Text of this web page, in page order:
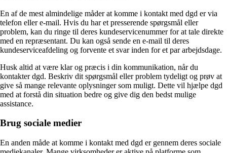
En af de mest almindelige måder at komme i kontakt med dgd er via
telefon eller e-mail. Hvis du har et presserende spørgsmål eller
problem, kan du ringe til deres kundeservicenummer for at tale direkte
med en repræsentant. Du kan også sende en e-mail til deres
kundeserviceafdeling og forvente et svar inden for et par arbejdsdage.
Husk altid at være klar og præcis i din kommunikation, når du
kontakter dgd. Beskriv dit spørgsmål eller problem tydeligt og prøv at
give så mange relevante oplysninger som muligt. Dette vil hjælpe dgd
med at forstå din situation bedre og give dig den bedst mulige
assistance.
Brug sociale medier
En anden måde at komme i kontakt med dgd er gennem deres sociale